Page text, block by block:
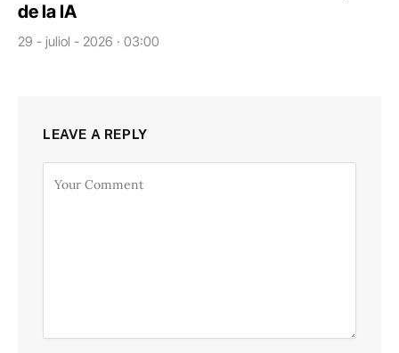
de la IA
29 - juliol - 2026 · 03:00
LEAVE A REPLY